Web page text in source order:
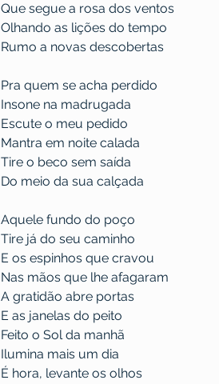
Que segue a rosa dos ventos
Olhando as lições do tempo
Rumo a novas descobertas
Pra quem se acha perdido
Insone na madrugada
Escute o meu pedido
Mantra em noite calada
Tire o beco sem saída
Do meio da sua calçada
Aquele fundo do poço
Tire já do seu caminho
E os espinhos que cravou
Nas mãos que lhe afagaram
A gratidão abre portas
E as janelas do peito
Feito o Sol da manhã
Ilumina mais um dia
É hora, levante os olhos